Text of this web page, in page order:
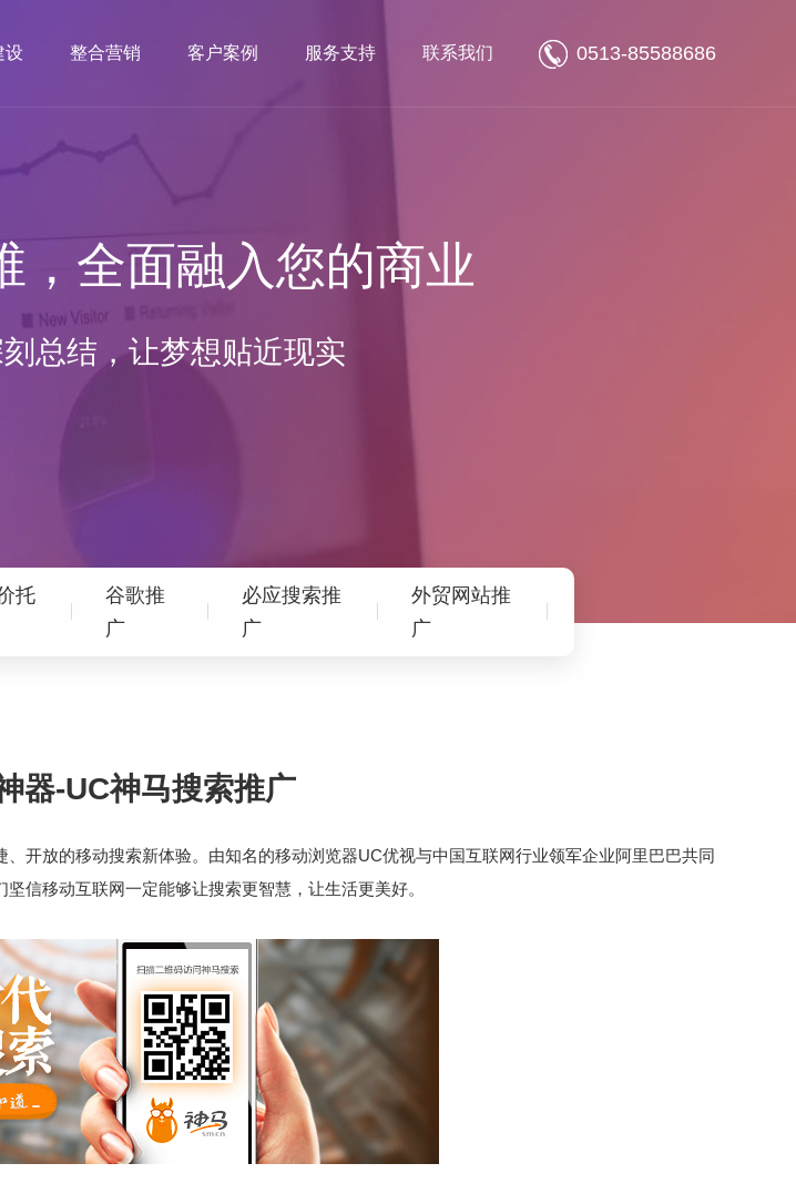
0513-85588686
设 整合营销 客户案例 服务支持 联系我们
，全面融入您的商业
总结，让梦想贴近现实
托
谷歌推
广
必应搜索推
广
外贸网站推
广
器-UC神马搜索推广
开放的移动搜索新体验。由知名的移动浏览器UC优视与中国互联网行业领军企业阿里巴巴共同
信移动互联网一定能够让搜索更智慧，让生活更美好。